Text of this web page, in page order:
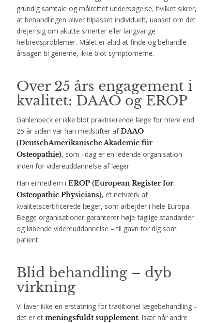
grundig samtale og målrettet undersøgelse, hvilket sikrer,
at behandlingen bliver tilpasset individuelt, uanset om det
drejer sig om akutte smerter eller langvarige
helbredsproblemer. Målet er altid at finde og behandle
årsagen til generne, ikke blot symptomerne.
Over 25 års engagement i
kvalitet: DAAO og EROP
Gahlenbeck er ikke blot praktiserende læge for mere end
25 år siden var han medstifter afDAAO
(DeutschAmerikanische Akademie für
Osteopathie), som i dag er en ledende organisation
inden for videreuddannelse af læger.
Han ermedlem i EROP (European Register for
Osteopathic Physicians), et netværk af
kvalitetscertificerede læger, som arbejder i hele Europa.
Begge organisationer garanterer høje faglige standarder
og løbende videreuddannelse – til gavn for dig som
patient.
Blid behandling – dyb
virkning
Vi laver ikke en erstatning for traditionel lægebehandling –
det er et meningsfuldt supplement. Især når andre